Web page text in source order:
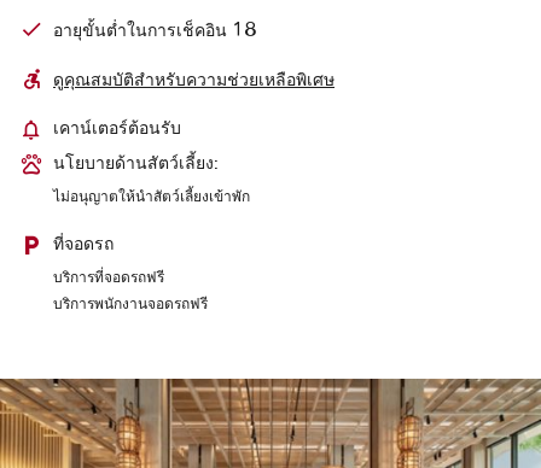
อายุขั้นต่ำในการเช็คอิน 18
ดูคุณสมบัติสำหรับความช่วยเหลือพิเศษ
เคาน์เตอร์ต้อนรับ
นโยบายด้านสัตว์เลี้ยง:
ไม่อนุญาตให้นำสัตว์เลี้ยงเข้าพัก
ที่จอดรถ
บริการที่จอดรถฟรี
บริการพนักงานจอดรถฟรี